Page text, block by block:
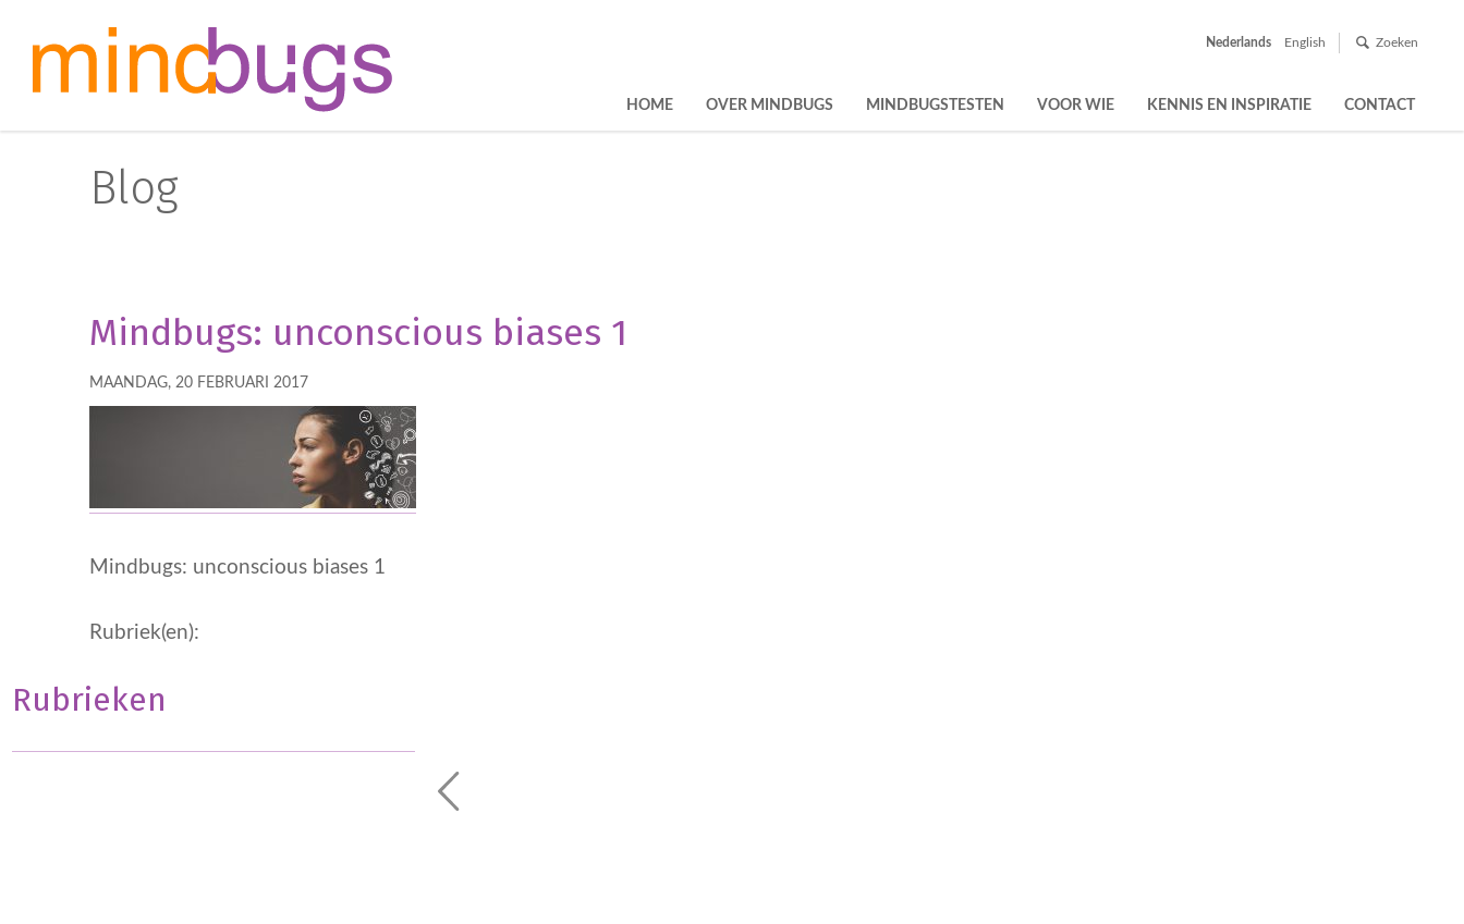
Nederlands English Zoeken
HOME OVER MINDBUGS MINDBUGSTESTEN VOOR WIE KENNIS EN INSPIRATIE CONTACT
Blog
Mindbugs: unconscious biases 1
MAANDAG, 20 FEBRUARI 2017
Mindbugs: unconscious biases 1
Rubriek(en):
Rubrieken